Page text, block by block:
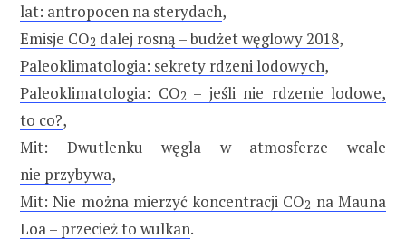
lat: antropocen na sterydach,
Emisje CO2 dalej rosną – budżet węglowy 2018,
Paleoklimatologia: sekrety rdzeni lodowych,
Paleoklimatologia: CO2 – jeśli nie rdzenie lodowe,
to co?,
Mit: Dwutlenku węgla w atmosferze wcale
nie przybywa,
Mit: Nie można mierzyć koncentracji CO2 na Mauna
Loa – przecież to wulkan.